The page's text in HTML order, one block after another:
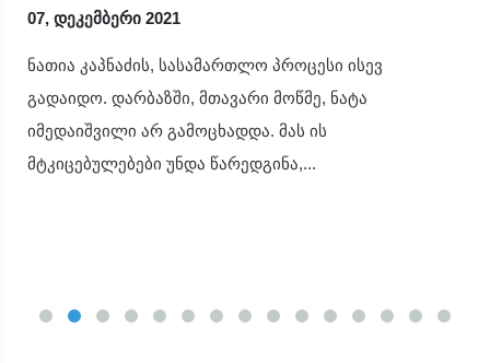
07, დეკემბერი 2021
ნათია კაპნაძის, სასამართლო პროცესი ისევ
გადაიდო. დარბაზში, მთავარი მოწმე, ნატა
იმედაიშვილი არ გამოცხადდა. მას ის
მტკიცებულებები უნდა წარედგინა,...